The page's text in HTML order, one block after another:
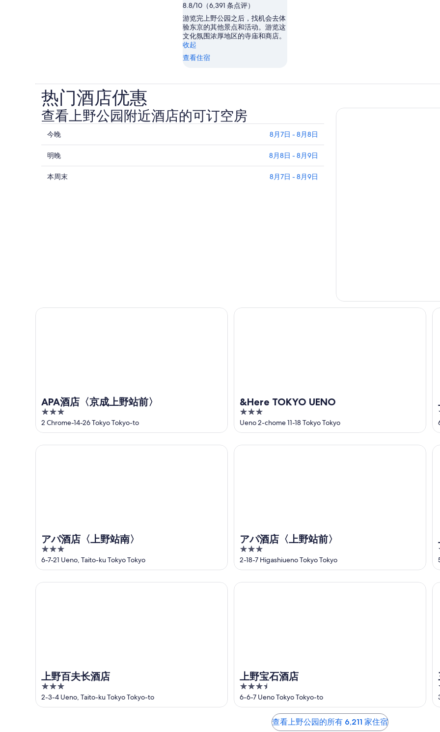
8.8/10（6,391 条点评）
游览完上野公园之后，找机会去体
验东京的其他景点和活动。游览这
文化氛围浓厚地区的寺庙和商店。
收起
查看住宿
热门酒店优惠
查看上野公园附近酒店的可订空房
查
看
上
野
公
住
8
月
8
日
今晚 8月7日 - 8月8日
查
看
上
格，
日
-
8
月
9
明晚 8月8日 - 8月9日
查
住
8
月
7
日
-
本周末 8月7日 - 8月9日
APA酒店〈京成上野站前〉
3
out
of
5
2 Chrome-14-26 Tokyo Tokyo-to
APA酒店〈京成上野站前〉
&Here TOKYO UENO
3
out
of
5
Ueno 2-chome 11-18 Tokyo Tokyo
&Here TOKYO UENO
アパ酒店〈上野站南〉
3
out
of
5
6-7-21 Ueno, Taito-ku Tokyo Tokyo
アパ酒店〈上野站南〉
アパ酒店〈上野站前〉
3
out
of
5
2-18-7 Higashiueno Tokyo Tokyo
アパ酒店〈上野站前〉
上野百夫长酒店
3
out
of
2-3-4 Ueno, Taito-ku Tokyo Tokyo-to
上野百夫长酒店
上野宝石酒店
3.5
out
of
6-6-7 Ueno Tokyo Tokyo-to
上野宝石酒店
查看上野公园的所有 6,211 家住宿